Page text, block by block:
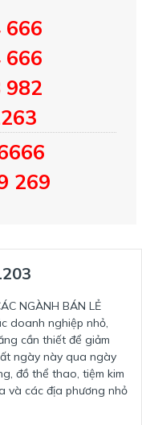
666
666
982
269
NGÀNH BÁN LẺ
doanh nghiệp nhỏ,
cần thiết để giảm
ngày này qua ngày
đồ thể thao, tiệm kim
và các địa phương nhỏ